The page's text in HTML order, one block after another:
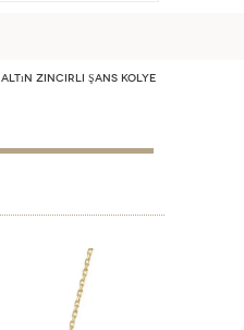
Altın Zincirli Şans Kolye